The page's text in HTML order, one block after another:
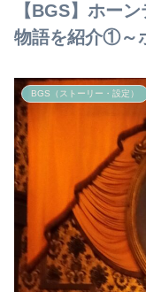
【BGS】ホー
物語を紹介①～
BGS（ストーリー・設定）